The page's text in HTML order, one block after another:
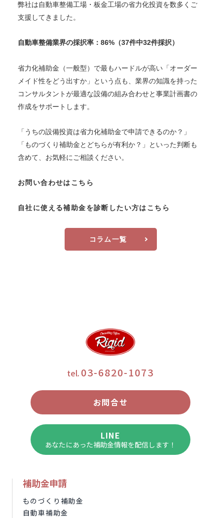
弊社は自動車整備工場・板金工場の省力化投資を数多くご
支援してきました。
自動車整備業界の採択率：86%（37件中32件採択）
省力化補助金（一般型）で最もハードルが高い「オーダー
メイド性をどう出すか」という点も、業界の知識を持った
コンサルタントが最適な設備の組み合わせと事業計画書の
作成をサポートします。
「うちの設備投資は省力化補助金で申請できるのか？」
「ものづくり補助金とどちらが有利か？」といった判断も
含めて、お気軽にご相談ください。
お問い合わせはこちら
自社に使える補助金を診断したい方はこちら
コラム一覧
tel. 03-6820-1073
お問合せ
LINE
あなたにあった補助金情報を配信します！
補助金申請
ものづくり補助金
自動車補助金